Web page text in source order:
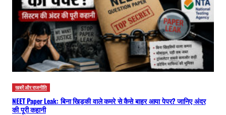
खबरें और राजनीति
NEET Paper Leak: बिना खिड़की वाले कमरे से कैसे बाहर आया पेपर? जानिए अंदर
की पूरी कहानी